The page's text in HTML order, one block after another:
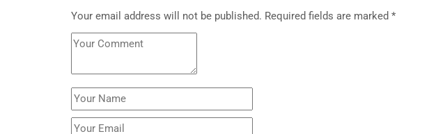
Your email address will not be published. Required fields are marked *